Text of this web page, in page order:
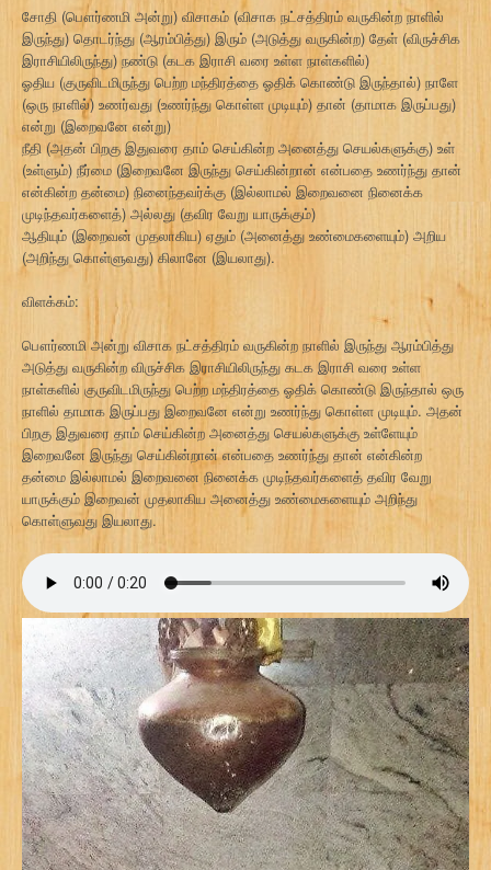
சோதி (பௌர்ணமி அன்று) விசாகம் (விசாக நட்சத்திரம் வருகின்ற நாளில்
இருந்து) தொடர்ந்து (ஆரம்பித்து) இரும் (அடுத்து வருகின்ற) தேள் (விருச்சிக
இராசியிலிருந்து) நண்டு (கடக இராசி வரை உள்ள நாள்களில்)
ஓதிய (குருவிடமிருந்து பெற்ற மந்திரத்தை ஓதிக் கொண்டு இருந்தால்) நாளே
(ஒரு நாளில்) உணர்வது (உணர்ந்து கொள்ள முடியும்) தான் (தாமாக இருப்பது)
என்று (இறைவனே என்று)
நீதி (அதன் பிறகு இதுவரை தாம் செய்கின்ற அனைத்து செயல்களுக்கு) உள்
(உள்ளும்) நீர்மை (இறைவனே இருந்து செய்கின்றான் என்பதை உணர்ந்து தான்
என்கின்ற தன்மை) நினைந்தவர்க்கு (இல்லாமல் இறைவனை நினைக்க
முடிந்தவர்களைத்) அல்லது (தவிர வேறு யாருக்கும்)
ஆதியும் (இறைவன் முதலாகிய) ஏதும் (அனைத்து உண்மைகளையும்) அறிய
(அறிந்து கொள்ளுவது) கிலானே (இயலாது).
விளக்கம்:
பௌர்ணமி அன்று விசாக நட்சத்திரம் வருகின்ற நாளில் இருந்து ஆரம்பித்து
அடுத்து வருகின்ற விருச்சிக இராசியிலிருந்து கடக இராசி வரை உள்ள
நாள்களில் குருவிடமிருந்து பெற்ற மந்திரத்தை ஓதிக் கொண்டு இருந்தால் ஒரு
நாளில் தாமாக இருப்பது இறைவனே என்று உணர்ந்து கொள்ள முடியும். அதன்
பிறகு இதுவரை தாம் செய்கின்ற அனைத்து செயல்களுக்கு உள்ளேயும்
இறைவனே இருந்து செய்கின்றான் என்பதை உணர்ந்து தான் என்கின்ற
தன்மை இல்லாமல் இறைவனை நினைக்க முடிந்தவர்களைத் தவிர வேறு
யாருக்கும் இறைவன் முதலாகிய அனைத்து உண்மைகளையும் அறிந்து
கொள்ளுவது இயலாது.